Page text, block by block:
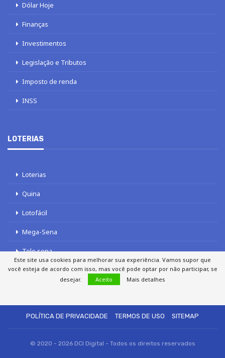
Dólar Hoje
Finanças
Investimentos
Legislação e Tributos
Imposto de renda
INSS
LOTERIAS
Loterias
Quina
Lotofácil
Mega-Sena
Tele sena
POLÍTICA DE PRIVACIDADE
TERMOS DE USO SITEMAP
© 2020 - 2026 DCI Digital - Todos os direitos reservados
Este site usa cookies para melhorar sua experiência. Vamos supor que
você esteja de acordo com isso, mas você pode optar por não participar, se
desejar.
Aceito Mais detalhes